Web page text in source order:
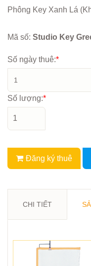
Phông Key Xanh Lá
Mã số: Studio Key
Số ngày thuê:*
Số lượng:*
Đăng ký thuê
CHI TIẾT